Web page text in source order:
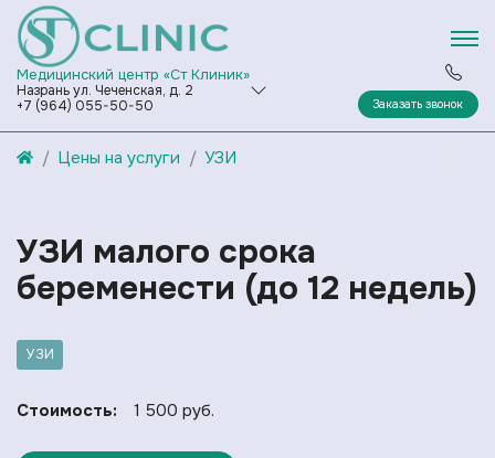
Медицинский центр «Ст Клиник»
Назрань ул. Чеченская, д. 2
+7 (964) 055-50-50
Заказать звонок
Цены на услуги УЗИ
УЗИ малого срока
беременести (до 12 недель)
УЗИ
Стоимость: 1 500 руб.